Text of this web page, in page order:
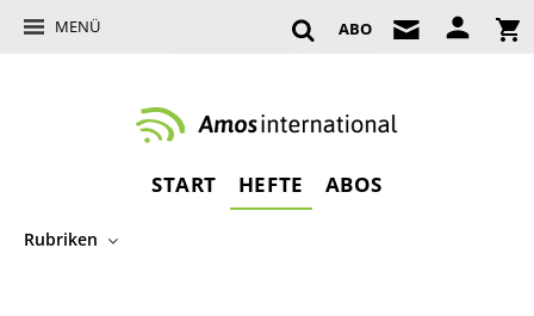
MENÜ ABO
START HEFTE ABOS
Rubriken